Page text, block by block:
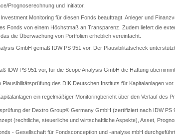
Prognoserechnung und Initiator.
Monitoring für diesen Fonds beauftragt. Anleger und
Fonds von einem Höchstmaß an Transparenz. Zudem liefert die
die Überwachung von Portfolien erheblich vereinfacht.
GmbH gemäß IDW PS 951 vor. Der Plausibilitätscheck
IDW PS 951 vor, für die Scope Analysis GmbH die Haftung
des DIK Deutschen Instituts für Kapitalanlagen vor.
ein regelmäßiger Monitoringbericht über den Verlauf des
der Dextro Group® Germany GmbH (zertifiziert nach IDW
(rechtliche, steuerliche und wirtschaftliche Aspekte), Asset,
- Gesellschaft für Fondsconception und -analyse mbH